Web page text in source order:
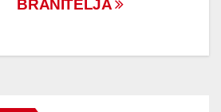
BRANITELJA